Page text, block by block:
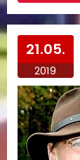
21.05.
2019